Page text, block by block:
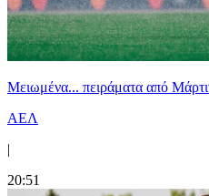
Μειωμένα... πειράματα από
ΑΕΛ
|
20:51